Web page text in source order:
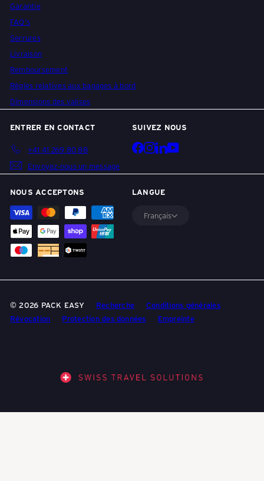
Garantie
FAQ's
Serrures
Livraison
Remboursement
Règles relatives aux bagages à bord
Dimensions des valises
ENTRER EN CONTACT
+41 41 269 80 88
Envoyez-nous un message
SUIVEZ NOUS
Facebook
Instagram
LinkedIn
YouTube
NOUS ACCEPTONS LANGUE
Français
© 2026 PACK EASY Recherche
Conditions générales
Révocation
Protection des données Empreinte